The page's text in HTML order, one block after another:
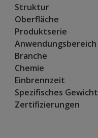
Struktur
Oberfläche
Produktserie
Anwendungsbereich
Branche
Chemie
Einbrennzeit
Spezifisches Gewicht
Zertifizierungen